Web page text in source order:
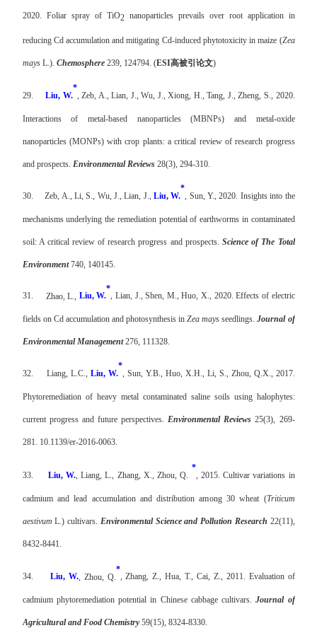
2020. Foliar spray of TiO2nanoparticles prevails over root application in
reducing Cd accumulation and mitigating Cd-induced phytotoxicity in maize (Zea
maysL.). Chemosphere239, 124794. (ESI高被引论文)
29. Liu, W.
*
, Zeb, A., Lian, J., Wu, J., Xiong, H., Tang, J., Zheng, S., 2020.
Interactions of metal-based nanoparticles (MBNPs) and metal-oxide
nanoparticles (MONPs) with crop plants: a critical review of research progress
and prospects. Environmental Reviews 28(3), 294-310.
30. Zeb, A., Li, S., Wu, J., Lian, J.,Liu, W.
*
, Sun, Y., 2020. Insights into the
mechanisms underlying the remediation potential of earthworms in contaminated
soil: A critical review of research progress and prospects. Science of The Total
Environment740, 140145.
31. Zhao, L., Liu, W.
*
, Lian, J., Shen, M., Huo, X., 2020. Effects of electric
fields on Cd accumulation and photosynthesis inZea mays seedlings.Journal of
Environmental Management276, 111328.
32. Liang, L.C.,Liu, W.
*
, Sun, Y.B., Huo, X.H., Li, S., Zhou, Q.X., 2017.
Phytoremediation of heavy metal contaminated saline soils using halophytes:
current progress and future perspectives.Environmental Reviews25(3), 269-
281. 10.1139/er-2016-0063.
33. Liu, W., Liang, L., Zhang, X., Zhou, Q.
*
, 2015. Cultivar variations in
cadmium and lead accumulation and distribution among 30 wheat (Triticum
aestivum L.) cultivars. Environmental Science and Pollution Research 22(11),
8432-8441.
34. Liu, W., Zhou, Q.
*
, Zhang, Z., Hua, T., Cai, Z., 2011. Evaluation of
cadmium phytoremediation potential in Chinese cabbage cultivars.Journal of
Agricultural and Food Chemistry59(15), 8324-8330.